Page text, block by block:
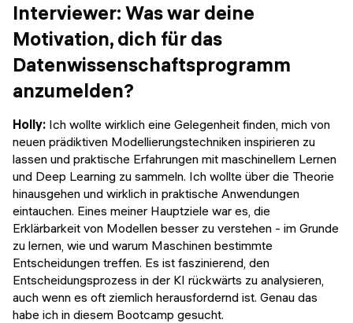
Interviewer: Was war deine
Motivation, dich für das
Datenwissenschaftsprogramm
anzumelden?
Holly: Ich wollte wirklich eine Gelegenheit finden, mich von
neuen prädiktiven Modellierungstechniken inspirieren zu
lassen und praktische Erfahrungen mit maschinellem Lernen
und Deep Learning zu sammeln. Ich wollte über die Theorie
hinausgehen und wirklich in praktische Anwendungen
eintauchen. Eines meiner Hauptziele war es, die
Erklärbarkeit von Modellen besser zu verstehen - im Grunde
zu lernen, wie und warum Maschinen bestimmte
Entscheidungen treffen. Es ist faszinierend, den
Entscheidungsprozess in der KI rückwärts zu analysieren,
auch wenn es oft ziemlich herausfordernd ist. Genau das
habe ich in diesem Bootcamp gesucht.